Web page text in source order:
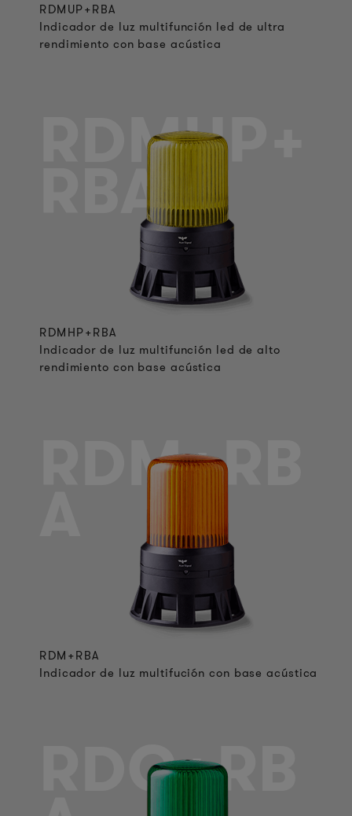
RDMUP+RBA
Indicador de luz multifunción led de ultra
rendimiento con base acústica
RDMHP+
RBA
RDMHP+RBA
Indicador de luz multifunción led de alto
rendimiento con base acústica
RDM+RB
RDM+RBA
Indicador de luz multifución con base acústica
RDC+RB